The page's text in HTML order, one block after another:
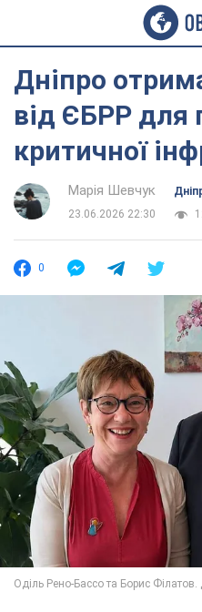
Дніпро
від ЄБРР для
критичної
Марія Шевчук
23.06.2026 22:30
0